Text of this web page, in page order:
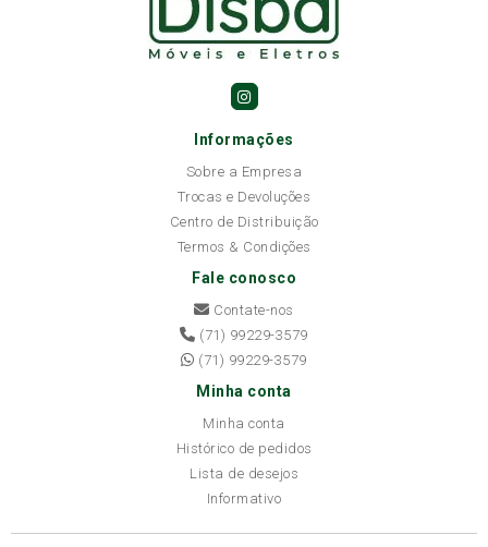
Informações
Sobre a Empresa
Trocas e Devoluções
Centro de Distribuição
Termos & Condições
Fale conosco
Contate-nos
(71) 99229-3579
(71) 99229-3579
Minha conta
Minha conta
Histórico de pedidos
Lista de desejos
Informativo